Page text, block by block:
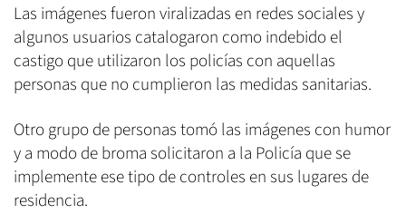
Las imágenes fueron viralizadas en redes sociales y
algunos usuarios catalogaron como indebido el
castigo que utilizaron los policías con aquellas
personas que no cumplieron las medidas sanitarias.
Otro grupo de personas tomó las imágenes con humor
y a modo de broma solicitaron a la Policía que se
implemente ese tipo de controles en sus lugares de
residencia.